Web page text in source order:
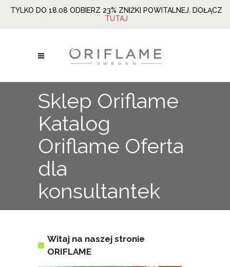
TYLKO DO 18.08 ODBIERZ 23% ZNIŻKI POWITALNEJ. DOŁĄCZ
TUTAJ
Sklep Oriflame
Katalog
Oriflame Oferta
dla
konsultantek
Witaj na naszej stronie
ORIFLAME